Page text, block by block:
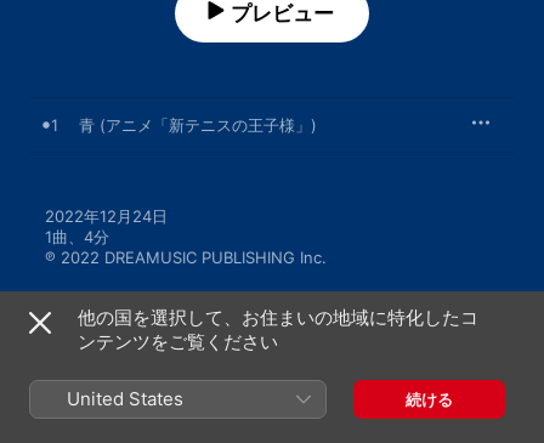
プレビュー
1 青 (アニメ「新テニスの王子様」)
2022年12月24日
1曲、4分
℗ 2022 DREAMUSIC PUBLISHING Inc.
Copyright © 2026 Apple Inc.
All rights reserved.
他の国を選択して、お住まいの地域に特化したコ
ンテンツをご覧ください
United States 続ける